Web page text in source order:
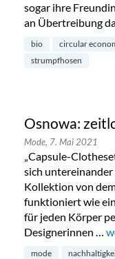
sogar ihre
an Übertreibung
bio circular
strumpfhosen
Osnowa:
Mode, 7. Mai 2021
„Capsule-
sich
Kollektion von
funktioniert wie
für jeden Körper
Designerinnen …
mode